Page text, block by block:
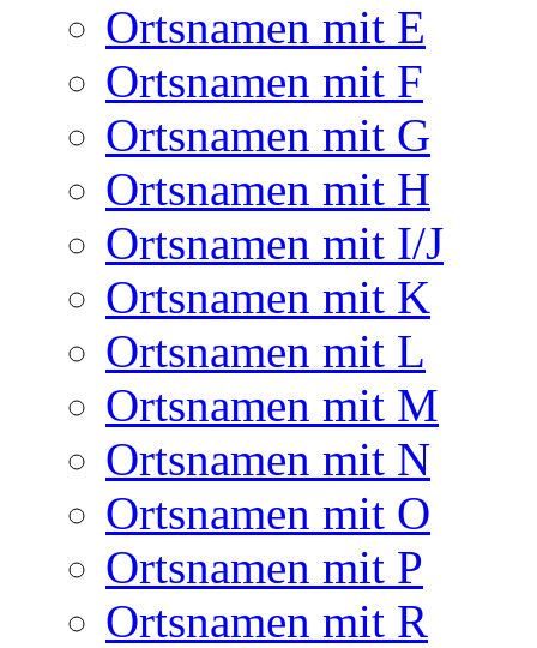
Ortsnamen mit E
Ortsnamen mit F
Ortsnamen mit G
Ortsnamen mit H
Ortsnamen mit I/J
Ortsnamen mit K
Ortsnamen mit L
Ortsnamen mit M
Ortsnamen mit N
Ortsnamen mit O
Ortsnamen mit P
Ortsnamen mit R